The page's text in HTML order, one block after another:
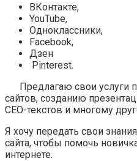
ВКонтакте,
YouTube,
Одноклассники,
Facebook,
Дзен
Pinterest.
Предлагаю свои услуги
сайтов, созданию
СЕО-текстов и многому
Я хочу передать свои
сайта, чтобы помочь
интернете.